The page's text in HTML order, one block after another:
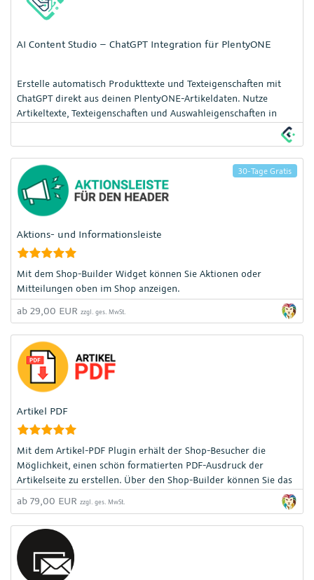
AI Content Studio – ChatGPT Integration für PlentyONE
Erstelle automatisch Produkttexte und Texteigenschaften mit
ChatGPT direkt aus deinen PlentyONE-Artikeldaten. Nutze
Artikeltexte, Texteigenschaften und Auswahleigenschaften in
30-Tage Gratis
Aktions- und Informationsleiste
Mit dem Shop-Builder Widget können Sie Aktionen oder
Mitteilungen oben im Shop anzeigen.
ab 29,00 EUR zzgl. ges. MwSt.
Artikel PDF
Mit dem Artikel-PDF Plugin erhält der Shop-Besucher die
Möglichkeit, einen schön formatierten PDF-Ausdruck der
Artikelseite zu erstellen. Über den Shop-Builder können Sie das
Template für den Ausdruck selbst nach Ihren Wünschen
aufbauen.
ab 79,00 EUR zzgl. ges. MwSt.